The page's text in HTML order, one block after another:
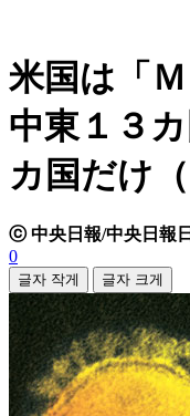
米国は「
中東１３
カ国だけ（
ⓒ 中央日報/中央日報
0
글자 작게 글자 크게